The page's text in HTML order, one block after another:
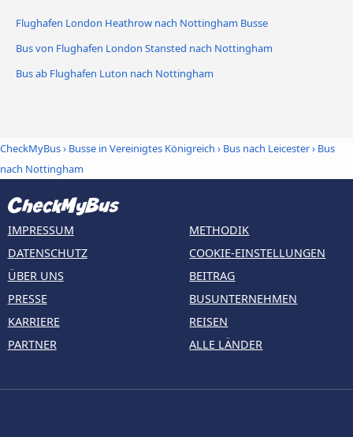
Flughafen London Heathrow nach Nottingham Busse
Bus von Flughafen London Stansted nach Nottingham
Bus ab Flughafen Luton nach Nottingham
CheckMyBus› Busse in Vereinigtes Königreich › Bus nach Leicester› Bus
nach Nottingham
IMPRESSUM
DATENSCHUTZ
ÜBER UNS
PRESSE
KARRIERE
PARTNER
METHODIK
COOKIE-EINSTELLUNGEN
BEITRAG
BUSUNTERNEHMEN
REISEN
ALLE LÄNDER